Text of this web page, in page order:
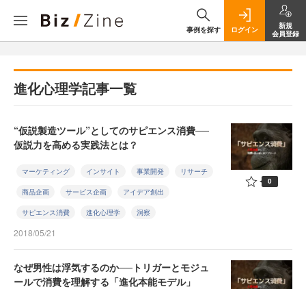
事例を探す ログイン
新規
会員登録
進化心理学記事一覧
“仮説製造ツール”としてのサピエンス消費──
仮説力を高める実践法とは？
マーケティング インサイト 事業開発 リサーチ
商品企画 サービス企画 アイデア創出
サピエンス消費 進化心理学 洞察
2018/05/21
0
なぜ男性は浮気するのか──トリガーとモジュ
ールで消費を理解する「進化本能モデル」